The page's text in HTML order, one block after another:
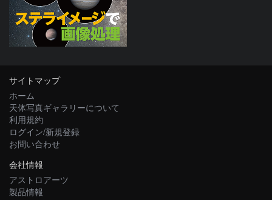
サイトマップ
ホーム
天体写真ギャラリーについて
利用規約
ログイン/新規登録
お問い合わせ
会社情報
アストロアーツ
製品情報